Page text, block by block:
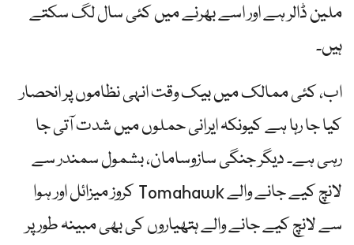
ملین ڈالر ہے اور اسے بھرنے میں کئی سال لگ سکتے
ہیں۔
اب، کئی ممالک میں بیک وقت انہی نظاموں پر انحصار
کیا جا رہا ہے کیونکہ ایرانی حملوں میں شدت آتی جا
رہی ہے۔ دیگر جنگی سازوسامان، بشمول سمندر سے
لانچ کیے جانے والے Tomahawk کروز میزائل اور ہوا
سے لانچ کیے جانے والے ہتھیاروں کی بھی مبینہ طور پر